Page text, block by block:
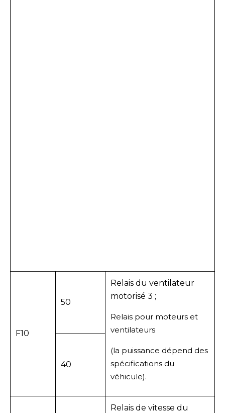
F10
50
Relais du ventilateur
motorisé 3 ;
Relais pour moteurs et
ventilateurs
(la puissance dépend des
spécifications du
véhicule).
40
Relais de vitesse du